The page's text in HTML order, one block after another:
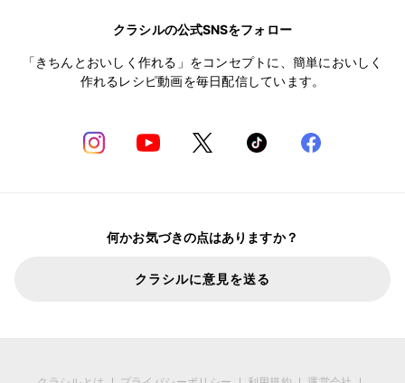
クラシルの公式SNSをフォロー
「きちんとおいしく作れる」をコンセプトに、簡単においしく
作れるレシピ動画を毎日配信しています。
何かお気づきの点はありますか？
クラシルに意見を送る